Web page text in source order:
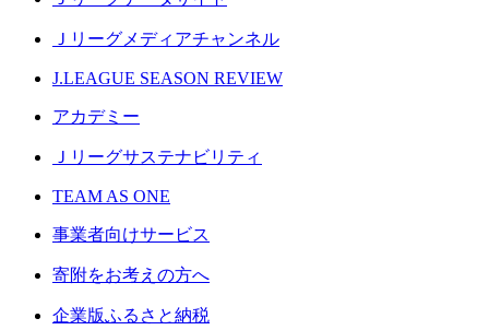
Ｊリーグメディアチャンネル
J.LEAGUE SEASON REVIEW
アカデミー
Ｊリーグサステナビリティ
TEAM AS ONE
事業者向けサービス
寄附をお考えの方へ
企業版ふるさと納税